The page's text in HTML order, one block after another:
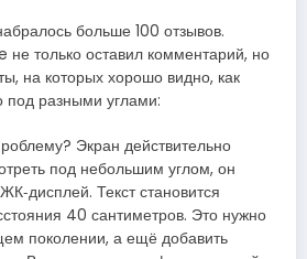
больше 100 отзывов.
не только оставил комментарий, но
на которых хорошо видно, как
под разными углами:
Экран действительно
под небольшим углом, он
Текст становится
40 сантиметров. Это нужно
поколении, а ещё добавить